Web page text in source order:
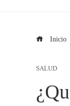
Inicio
SALUD